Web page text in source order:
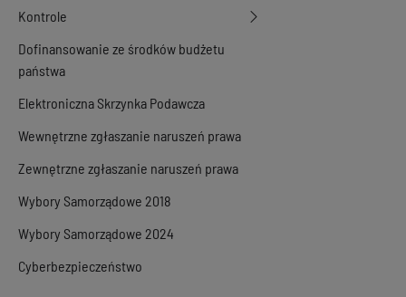
Kontrole
Dofinansowanie ze środków budżetu
państwa
Elektroniczna Skrzynka Podawcza
Wewnętrzne zgłaszanie naruszeń prawa
Zewnętrzne zgłaszanie naruszeń prawa
Wybory Samorządowe 2018
Wybory Samorządowe 2024
Cyberbezpieczeństwo